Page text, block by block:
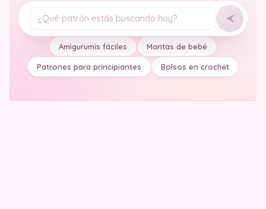
Tu pregunta
Amigurumis fáciles Mantas de bebé
Patrones para principiantes Bolsos en crochet